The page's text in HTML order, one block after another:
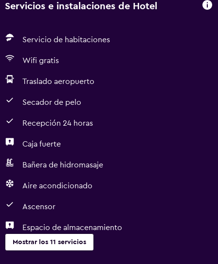
Servicios e instalaciones de Hotel
Servicio de habitaciones
Wifi gratis
Traslado aeropuerto
Secador de pelo
Recepción 24 horas
Caja fuerte
Bañera de hidromasaje
Aire acondicionado
Ascensor
Espacio de almacenamiento
Mostrar los 11 servicios